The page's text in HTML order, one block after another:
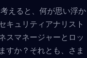
えると、何が思い浮か
キュリティアナリスト
スマネージャーとロッ
すか？それとも、さま